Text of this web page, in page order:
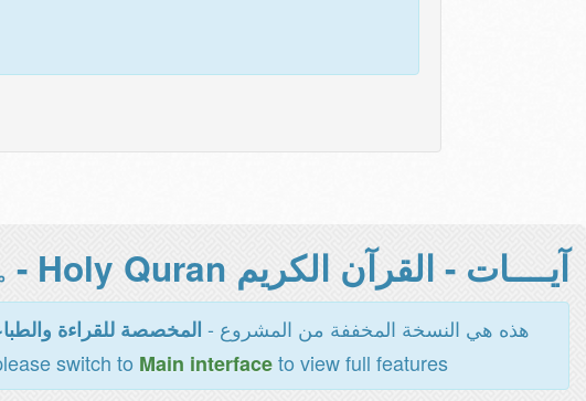
آيــــات - القرآن الكريم Holy Quran -
هذه هي النسخة المخففة من المشروع - المخصصة للقراءة
switch to Main interfaceto view full features